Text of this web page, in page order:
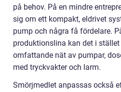
på behov. På en mindre
sig om ett kompakt, eldrivet
pump och några få fördelare.
produktionslina kan det i
omfattande nät av pumpar,
med tryckvakter och larm.
Smörjmedlet anpassas också